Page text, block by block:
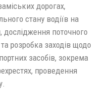
дорогах,
стану водіїв на
дослідження поточного
розробка заходів щодо
засобів, зокрема
проведення